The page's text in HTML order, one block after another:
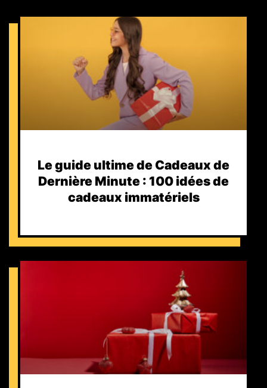
Le guide ultime de Cadeaux de
Dernière Minute : 100 idées de
cadeaux immatériels